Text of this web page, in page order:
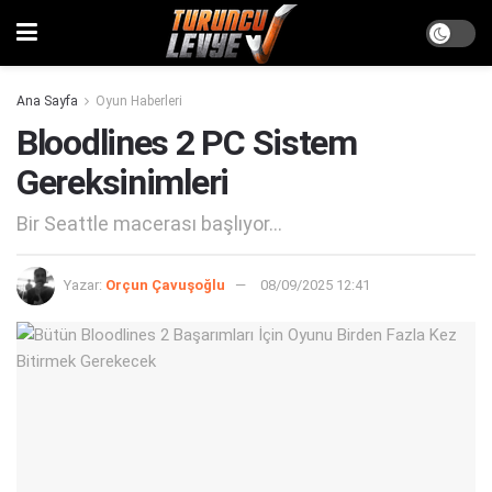
Ana Sayfa Oyun Haberleri
Bloodlines 2 PC Sistem
Gereksinimleri
Bir Seattle macerası başlıyor...
Yazar: Orçun Çavuşoğlu 08/09/2025 12:41